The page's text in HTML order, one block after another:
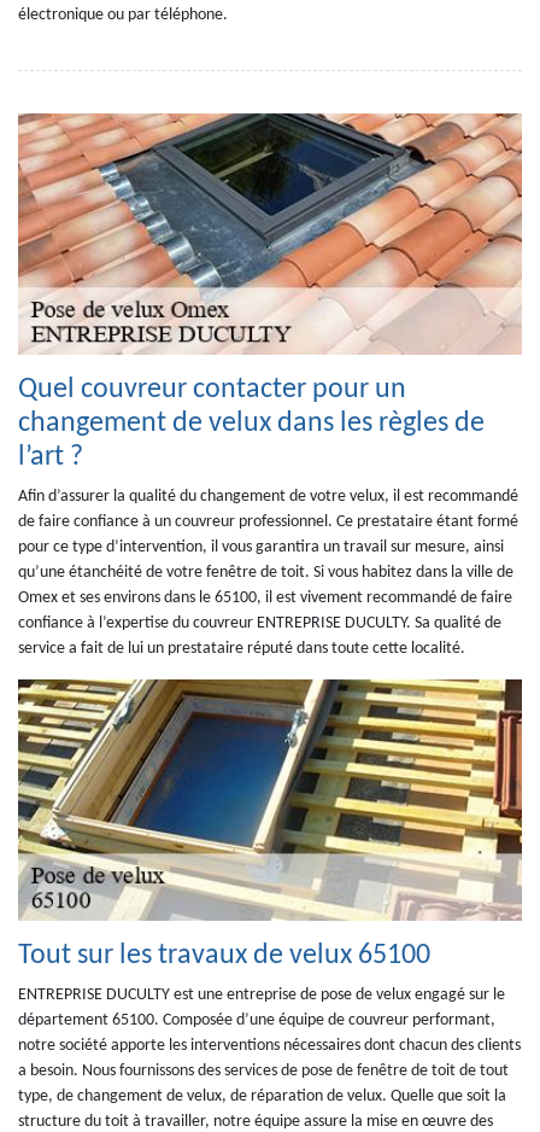
électronique ou par téléphone.
Quel couvreur contacter pour un
changement de velux dans les règles de
l’art ?
Afin d’assurer la qualité du changement de votre velux, il est recommandé
de faire confiance à un couvreur professionnel. Ce prestataire étant formé
pour ce type d’intervention, il vous garantira un travail sur mesure, ainsi
qu’une étanchéité de votre fenêtre de toit. Si vous habitez dans la ville de
Omex et ses environs dans le 65100, il est vivement recommandé de faire
confiance à l’expertise du couvreur ENTREPRISE DUCULTY. Sa qualité de
service a fait de lui un prestataire réputé dans toute cette localité.
Tout sur les travaux de velux 65100
ENTREPRISE DUCULTY est une entreprise de pose de velux engagé sur le
département 65100. Composée d’une équipe de couvreur performant,
notre société apporte les interventions nécessaires dont chacun des clients
a besoin. Nous fournissons des services de pose de fenêtre de toit de tout
type, de changement de velux, de réparation de velux. Quelle que soit la
structure du toit à travailler, notre équipe assure la mise en œuvre des